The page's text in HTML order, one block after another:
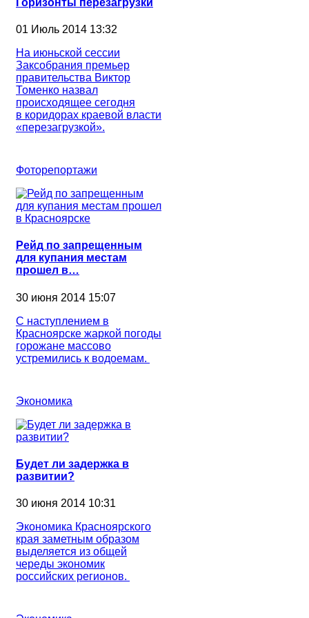
01 Июль 2014 13:32
На июньской сессии
Заксобрания премьер
правительства Виктор
Томенко назвал
происходящее сегодня
в коридорах краевой власти
«перезагрузкой».
Фоторепортажи
Рейд по запрещенным
для купания местам
прошел в…
30 июня 2014 15:07
С наступлением в
Красноярске жаркой погоды
горожане массово
устремились к водоемам.
Экономика
Будет ли задержка в
развитии?
30 июня 2014 10:31
Экономика Красноярского
края заметным образом
выделяется из общей
череды экономик
российских регионов.